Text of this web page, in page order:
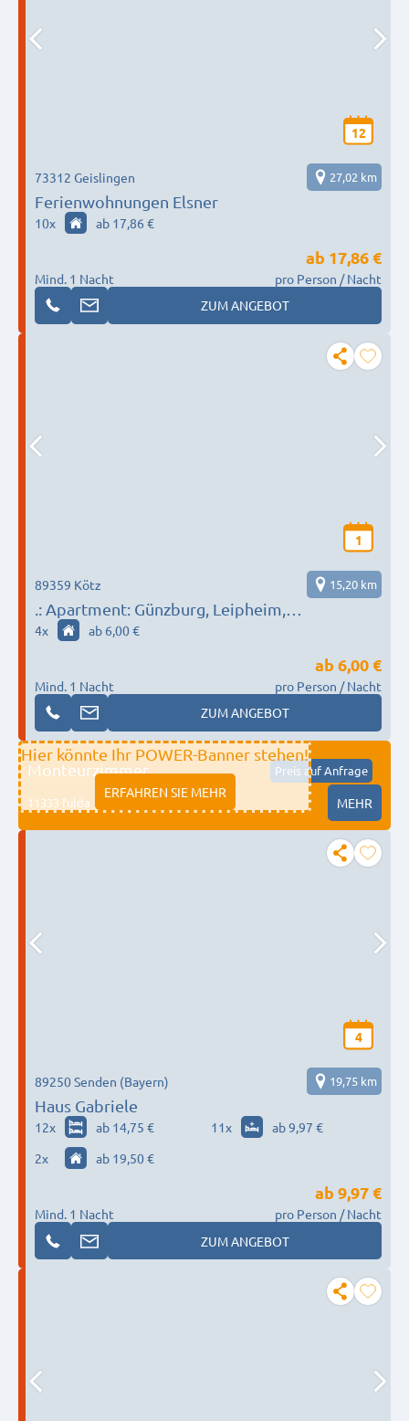
12
Ferienwohnungen Elsner
73312 Geislingen 27,02 km
10x ab 17,86 €
Mind. 1 Nacht
ab 17,86 €
pro Person / Nacht
ZUM ANGEBOT
1
.: Apartment: Günzburg, Leipheim,
Ichenhausen, Burgau :.
89359 Kötz 15,20 km
4x ab 6,00 €
Mind. 1 Nacht
ab 6,00 €
pro Person / Nacht
ZUM ANGEBOT
Hier könnte Ihr POWER-Banner stehen!
ERFAHREN SIE MEHR
Monteurzimmer Preis auf Anfrage
11333 fulda MEHR
4
Haus Gabriele
89250 Senden (Bayern) 19,75 km
12x ab 14,75 € 11x
ab 9,97 €
2x ab 19,50 €
Mind. 1 Nacht
ab 9,97 €
pro Person / Nacht
ZUM ANGEBOT